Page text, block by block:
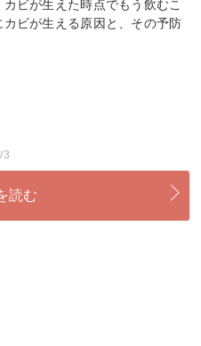
ビが生えた時点でもう飲むこ
ビが生える原因と、その予防
3
読む